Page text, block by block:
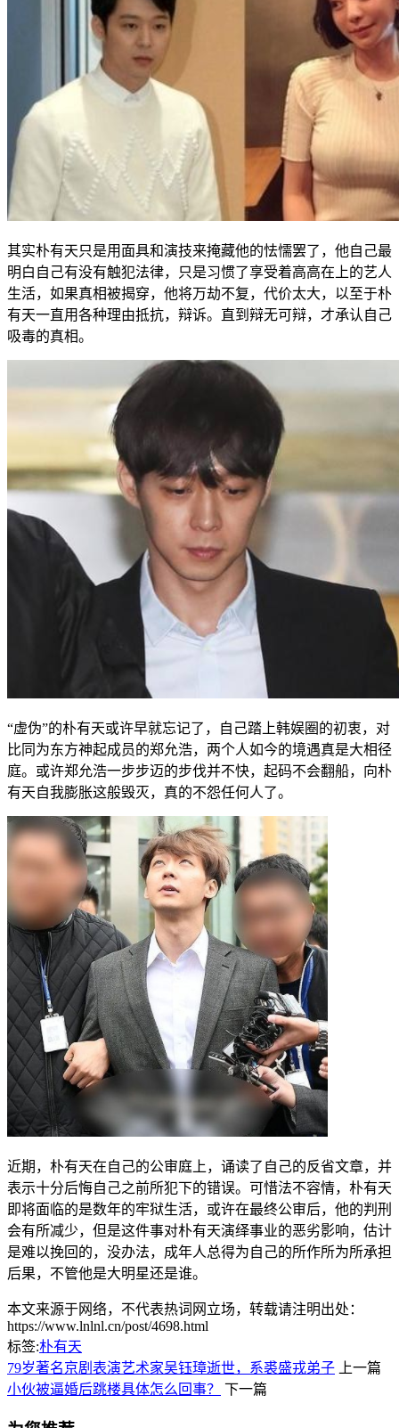
其实朴有天只是用面具和演技来掩藏他的怯懦罢了，他自己最
明白自己有没有触犯法律，只是习惯了享受着高高在上的艺人
生活，如果真相被揭穿，他将万劫不复，代价太大，以至于朴
有天一直用各种理由抵抗，辩诉。直到辩无可辩，才承认自己
吸毒的真相。
“虚伪”的朴有天或许早就忘记了，自己踏上韩娱圈的初衷，对
比同为东方神起成员的郑允浩，两个人如今的境遇真是大相径
庭。或许郑允浩一步步迈的步伐并不快，起码不会翻船，向朴
有天自我膨胀这般毁灭，真的不怨任何人了。
近期，朴有天在自己的公审庭上，诵读了自己的反省文章，并
表示十分后悔自己之前所犯下的错误。可惜法不容情，朴有天
即将面临的是数年的牢狱生活，或许在最终公审后，他的判刑
会有所减少，但是这件事对朴有天演绎事业的恶劣影响，估计
是难以挽回的，没办法，成年人总得为自己的所作所为所承担
后果，不管他是大明星还是谁。
本文来源于网络，不代表热词网立场，转载请注明出处：
https://www.lnlnl.cn/post/4698.html
标签:朴有天
79岁著名京剧表演艺术家吴钰璋逝世，系裘盛戎弟子
上一篇
小伙被逼婚后跳楼具体怎么回事？
下一篇